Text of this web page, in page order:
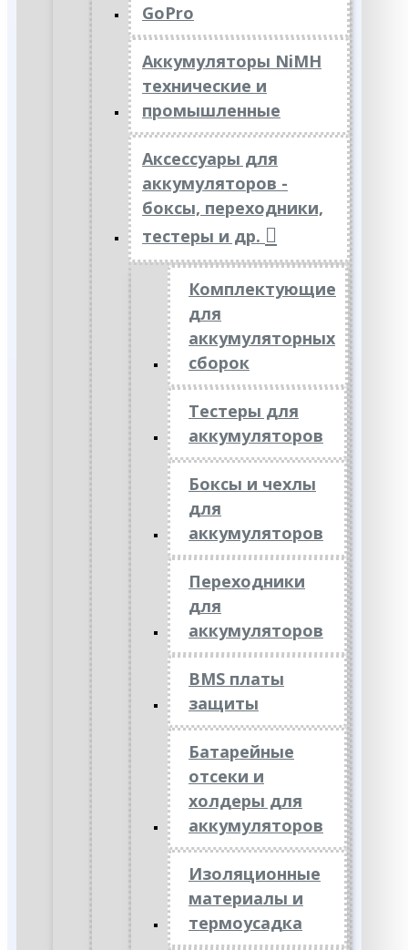
GoPro
Аккумуляторы NiMH
технические и
промышленные
Аксессуары для
аккумуляторов -
боксы, переходники,
тестеры и др.
Комплектующие
для
аккумуляторных
сборок
Тестеры для
аккумуляторов
Боксы и чехлы
для
аккумуляторов
Переходники
для
аккумуляторов
BMS платы
защиты
Батарейные
отсеки и
холдеры для
аккумуляторов
Изоляционные
материалы и
термоусадка